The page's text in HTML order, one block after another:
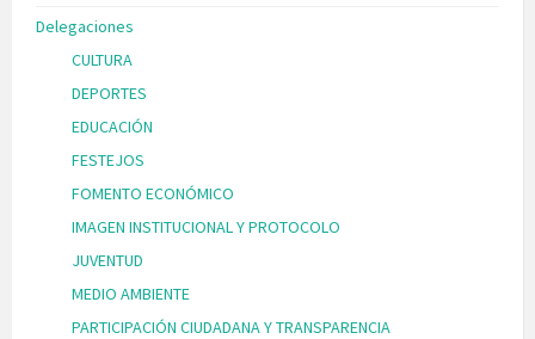
Delegaciones
CULTURA
DEPORTES
EDUCACIÓN
FESTEJOS
FOMENTO ECONÓMICO
IMAGEN INSTITUCIONAL Y PROTOCOLO
JUVENTUD
MEDIO AMBIENTE
PARTICIPACIÓN CIUDADANA Y TRANSPARENCIA